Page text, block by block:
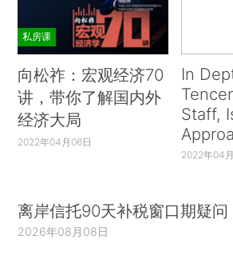
私房课
向松祚：宏观经济70
讲，带你了解国内外
经济大局
2022年04月06日
In
Staff,
2022年04
离岸信托90天补税窗口期疑问
2026年08月08日